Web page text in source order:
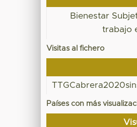
Bienestar
trabajo
Visitas al fichero
Países con más